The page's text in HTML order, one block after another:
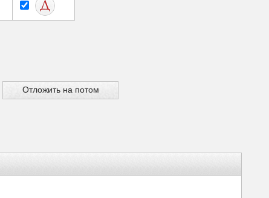
Отложить на потом